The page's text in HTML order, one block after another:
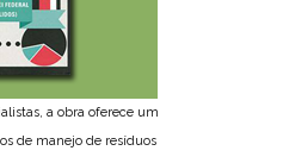
a obra oferece um
de manejo de resíduos